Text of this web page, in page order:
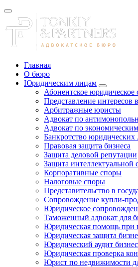
Главная
О бюро
Юридическим лицам
Абонентское юридическое
Представление интересов
Арбитражные юристы
Адвокат по
Адвокат по
Банкротство юридических
Правовая защита бизнеса
Защита деловой репутации
Защита интеллектуальной
Корпоративные споры
Налоговые споры
Представительство в
Сопровождение купли-
Юридическое
Таможенный адвокат для
Юридическая помощь при
Юридическая защита
Юридический аудит
Юридическая проверка
Юрист по недвижимости